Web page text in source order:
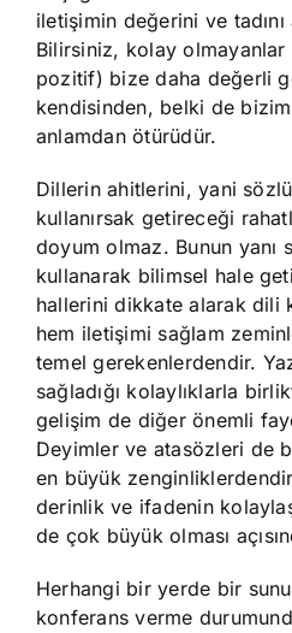
iletişimin değerini ve tadını
Bilirsiniz, kolay olmayanlar
pozitif) bize daha değerli
kendisinden, belki de
anlamdan ötürüdür.
Dillerin ahitlerini, yani
kullanırsak getireceği
doyum olmaz. Bunun yanı
kullanarak bilimsel hale
hallerini dikkate alarak dili
hem iletişimi sağlam
temel gerekenlerdendir.
sağladığı kolaylıklarla
gelişim de diğer önemli
Deyimler ve atasözleri de
en büyük
derinlik ve ifadenin
de çok büyük olması
Herhangi bir yerde bir
konferans verme